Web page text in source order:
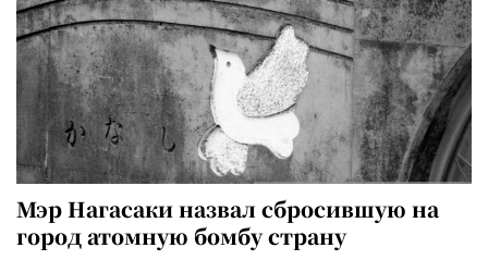
Мэр Нагасаки назвал сбросившую на
город атомную бомбу страну